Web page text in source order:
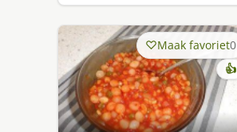
Maak favoriet0
👍